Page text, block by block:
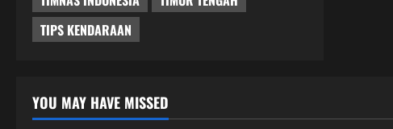
TIPS KENDARAAN
YOU MAY HAVE MISSED